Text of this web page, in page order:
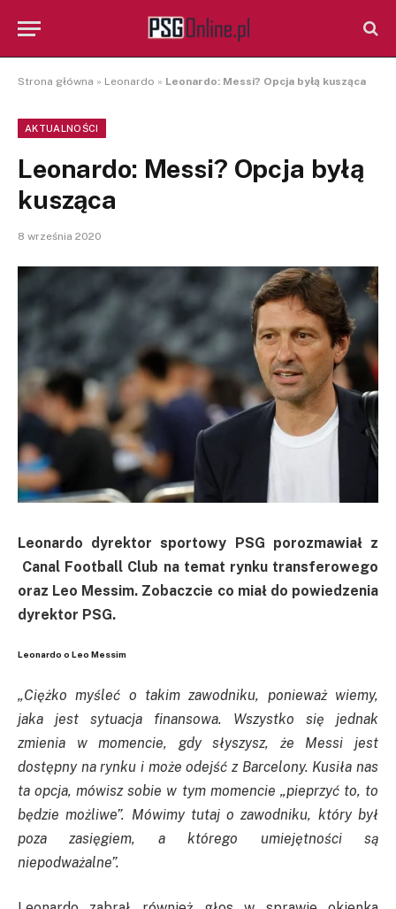
Strona główna » Leonardo » Leonardo: Messi? Opcja byłą kusząca
AKTUALNOŚCI
Leonardo: Messi? Opcja byłą
kusząca
8 września 2020
Leonardo dyrektor sportowy PSG porozmawiał z
Canal Football Club na temat rynku transferowego
oraz Leo Messim. Zobaczcie co miał do powiedzenia
dyrektor PSG.
Leonardo o Leo Messim
„Ciężko myśleć o takim zawodniku, ponieważ wiemy,
jaka jest sytuacja finansowa. Wszystko się jednak
zmienia w momencie, gdy słyszysz, że Messi jest
dostępny na rynku i może odejść z Barcelony. Kusiła nas
ta opcja, mówisz sobie w tym momencie „pieprzyć to, to
będzie możliwe”. Mówimy tutaj o zawodniku, który był
poza zasięgiem, a którego umiejętności są
niepodważalne”.